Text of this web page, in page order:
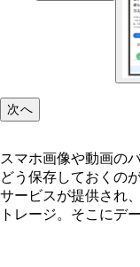
OneDrive
Vault」
を解除で
アマゾン
きる画像
Photos」
次へ
スマホ画像や動画の
どう保存しておくの
サービスが提供され
トレージ。そこにデ